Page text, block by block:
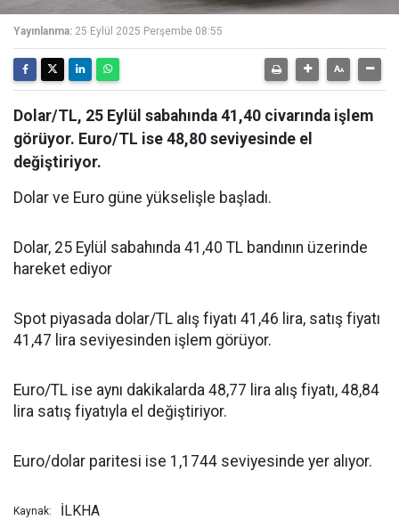
Yayınlanma: 25 Eylül 2025 Perşembe 08:55
Dolar/TL, 25 Eylül sabahında 41,40 civarında işlem
görüyor. Euro/TL ise 48,80 seviyesinde el
değiştiriyor.
Dolar ve Euro güne yükselişle başladı.
Dolar, 25 Eylül sabahında 41,40 TL bandının üzerinde
hareket ediyor
Spot piyasada dolar/TL alış fiyatı 41,46 lira, satış fiyatı
41,47 lira seviyesinden işlem görüyor.
Euro/TL ise aynı dakikalarda 48,77 lira alış fiyatı, 48,84
lira satış fiyatıyla el değiştiriyor.
Euro/dolar paritesi ise 1,1744 seviyesinde yer alıyor.
Kaynak: İLKHA